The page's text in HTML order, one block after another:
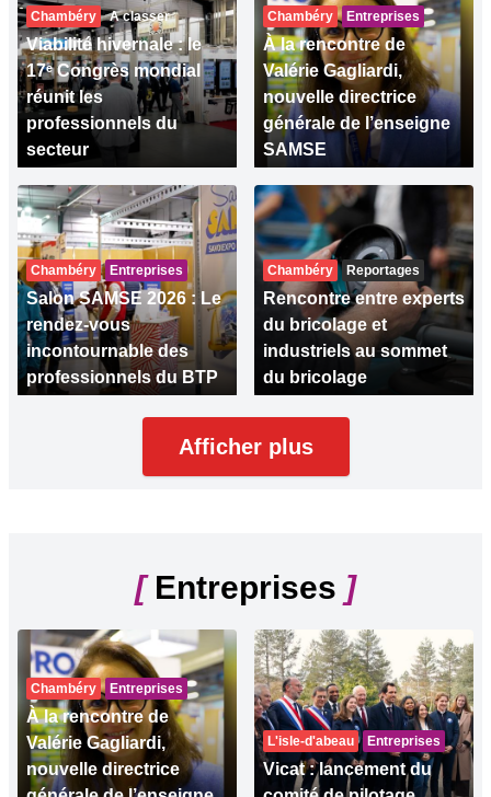
Chambéry A classer
Viabilité hivernale : le
17ᵉ Congrès mondial
réunit les
professionnels du
secteur
Chambéry Entreprises
À la rencontre de
Valérie Gagliardi,
nouvelle directrice
générale de l’enseigne
SAMSE
Chambéry Entreprises
Salon SAMSE 2026 : Le
rendez-vous
incontournable des
professionnels du BTP
Chambéry Reportages
Rencontre entre experts
du bricolage et
industriels au sommet
du bricolage
Afficher plus
[Entreprises ]
Chambéry Entreprises
À la rencontre de
Valérie Gagliardi,
nouvelle directrice
L'isle-d'abeau Entreprises
Vicat : lancement du